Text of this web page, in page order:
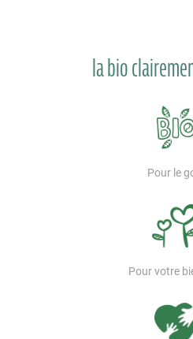
la bio
Pour le
Pour votre